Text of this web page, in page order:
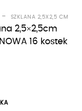
- SZKLANA 2,5X2,5 CM
2,5×2,5cm
16 kostek